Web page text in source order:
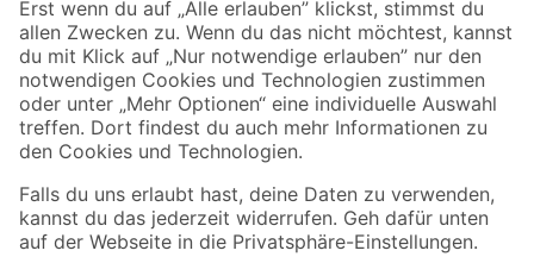
Jetzt die toom-App herunterladen
Alle Preisangaben in EUR inkl. gesetzl. MwSt.. Die dargestellten Angebote sind unter
Umständen nicht in allen Märkten verfügbar. Die angegebenen Verfügbarkeiten beziehen